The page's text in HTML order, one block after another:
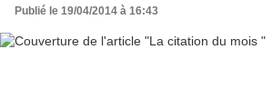
Publié le 19/04/2014 à 16:43